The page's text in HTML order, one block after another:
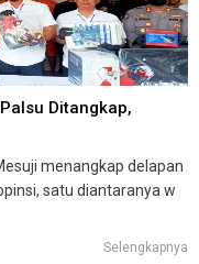
Ditangkap,
menangkap delapan
satu diantaranya w
Selengkapnya